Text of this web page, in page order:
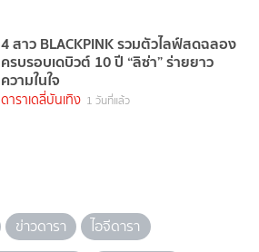
4 สาว BLACKPINK รวมตัวไลฟ์สดฉลอง
ครบรอบเดบิวต์ 10 ปี “ลิซ่า” ร่ายยาว
ความในใจ
ดาราเดลี่บันเทิง 1 วันที่แล้ว
ข่าวดารา
ไอจีดารา